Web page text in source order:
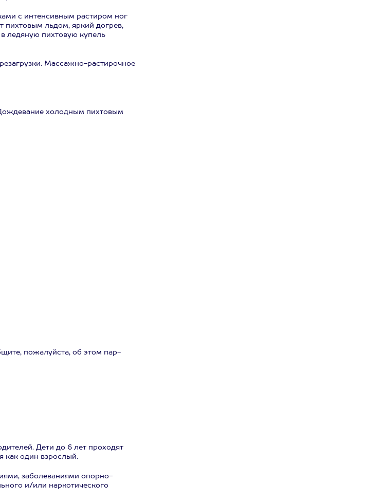
с интенсивным растиром ног
льдом, яркий догрев,
ледяную пихтовую купель
Массажно-растирочное
холодным пихтовым
пожалуйста, об этом пар-
Дети до 6 лет проходят
как один взрослый.
заболеваниями опорно-
и/или наркотического